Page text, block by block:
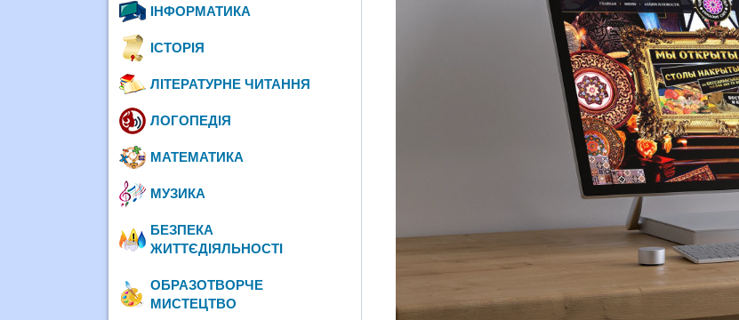
ІНФОРМАТИКА
ІСТОРІЯ
ЛІТЕРАТУРНЕ ЧИТАННЯ
ЛОГОПЕДІЯ
МАТЕМАТИКА
МУЗИКА
БЕЗПЕКА
ЖИТТЄДІЯЛЬНОСТІ
ОБРАЗОТВОРЧЕ
МИСТЕЦТВО